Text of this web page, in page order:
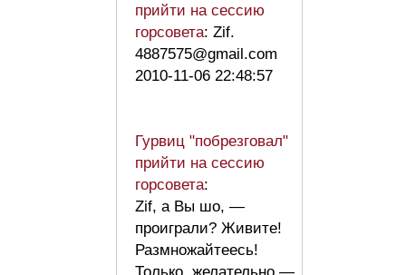
прийти на сессию
горсовета: Zif.
4887575@gmail.com
2010-11-06 22:48:57
Гурвиц "побрезговал"
прийти на сессию
горсовета:
Zif, а Вы шо, —
проиграли? Живите!
Размножайтеесь!
Только, желательно —